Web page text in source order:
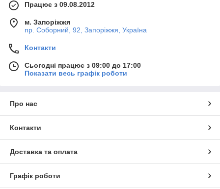
Працює з 09.08.2012
м. Запоріжжя
пр. Соборний, 92, Запоріжжя, Україна
Контакти
Сьогодні працює з 09:00 до 17:00
Показати весь графік роботи
Про нас
Контакти
Доставка та оплата
Графік роботи